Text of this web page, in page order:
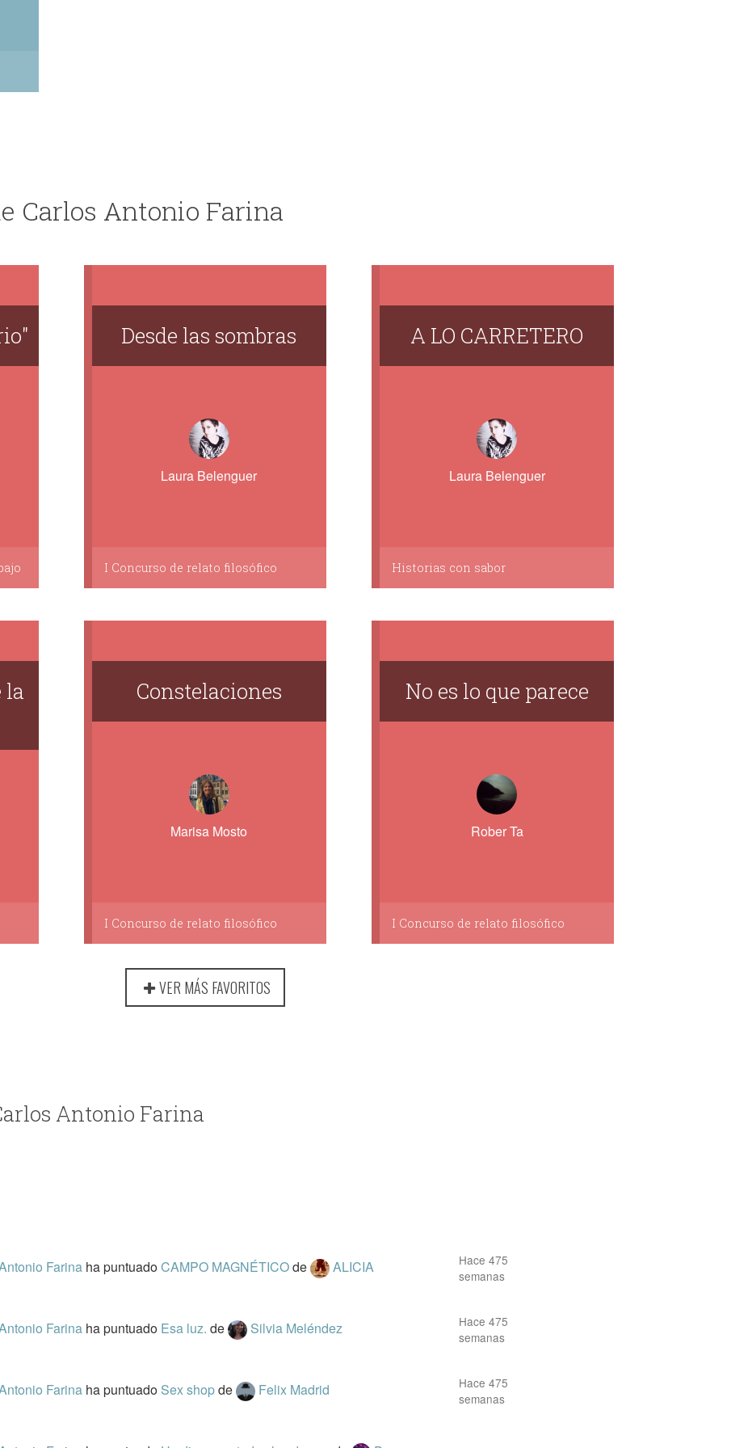
Carlos Antonio Farina
Desde las sombras
Laura Belenguer
I Concurso de relato filosófico
A LO CARRETERO
Laura Belenguer
Historias con sabor
la
Constelaciones
Marisa Mosto
I Concurso de relato filosófico
No es lo que parece
Rober Ta
I Concurso de relato filosófico
VER MÁS FAVORITOS
Antonio Farina
Farina ha puntuadoCAMPO MAGNÉTICOde ALICIA
Hace 475
semanas
Farina ha puntuado Esa luz. de Silvia Meléndez
Hace 475
semanas
Farina ha puntuado Sex shopde Felix Madrid
Hace 475
semanas